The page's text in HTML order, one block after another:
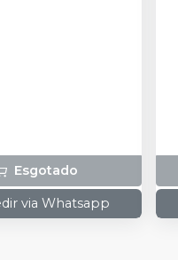
Esgotado
via Whatsapp